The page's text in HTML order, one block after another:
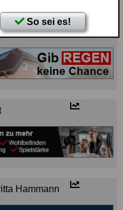
So sei es!
Hammann